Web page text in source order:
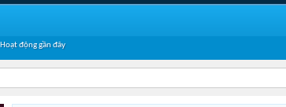
Hoạt động gần đây